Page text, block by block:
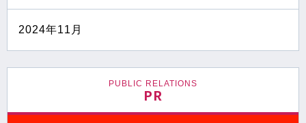
2024年11月
PUBLIC RELATIONS
PR